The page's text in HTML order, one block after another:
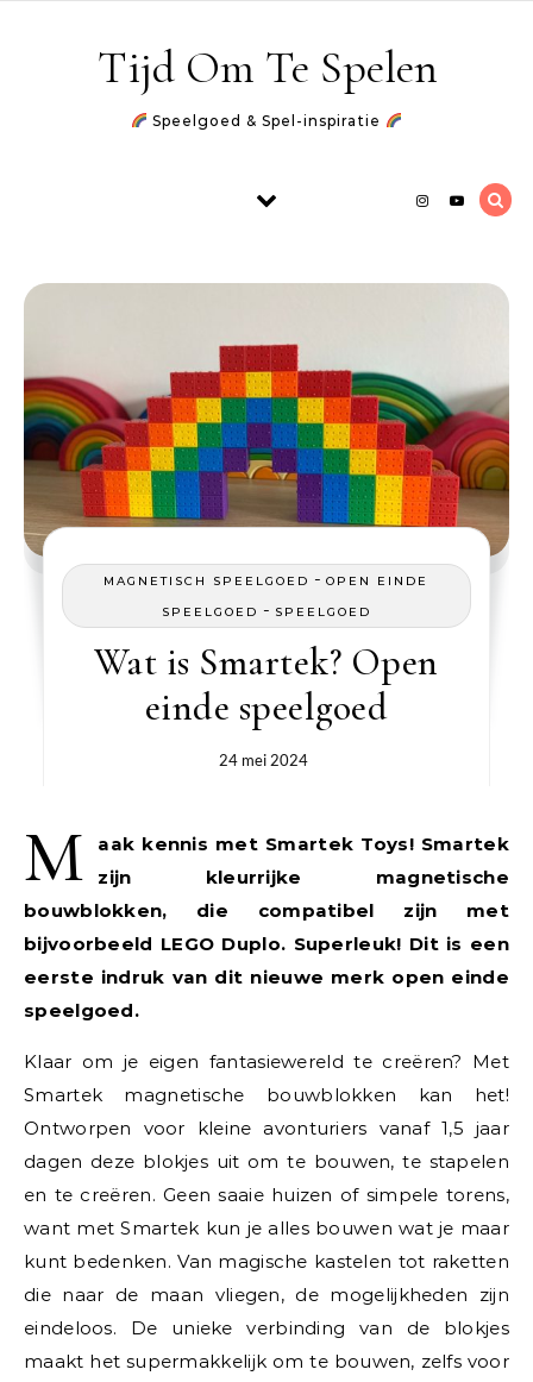
Tijd Om Te Spelen
Speelgoed & Spel-inspiratie
MAGNETISCH SPEELGOED -OPEN EINDE
SPEELGOED - SPEELGOED
Wat is Smartek? Open
einde speelgoed
24 mei 2024
M
aak kennis met Smartek Toys! Smartek
zijn kleurrijke magnetische
bouwblokken, die compatibel zijn met
bijvoorbeeld LEGO Duplo. Superleuk! Dit is een
eerste indruk van dit nieuwe merk open einde
speelgoed.
Klaar om je eigen fantasiewereld te creëren? Met
Smartek magnetische bouwblokken kan het!
Ontworpen voor kleine avonturiers vanaf 1,5 jaar
dagen deze blokjes uit om te bouwen, te stapelen
en te creëren. Geen saaie huizen of simpele torens,
want met Smartek kun je alles bouwen wat je maar
kunt bedenken. Van magische kastelen tot raketten
die naar de maan vliegen, de mogelijkheden zijn
eindeloos. De unieke verbinding van de blokjes
maakt het supermakkelijk om te bouwen, zelfs voor